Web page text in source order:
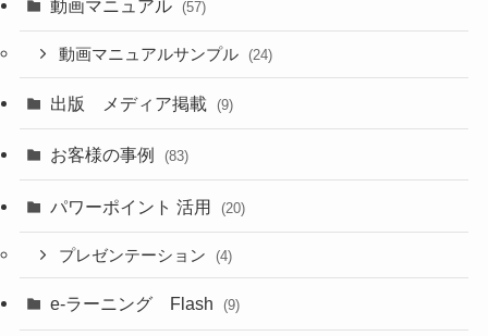
動画マニュアル (57)
動画マニュアルサンプル (24)
出版 メディア掲載 (9)
お客様の事例 (83)
パワーポイント 活用 (20)
プレゼンテーション (4)
e-ラーニング Flash (9)